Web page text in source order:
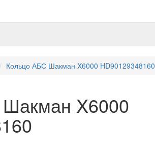
Кольцо АБС Шакман X6000 HD90129348160
X6000